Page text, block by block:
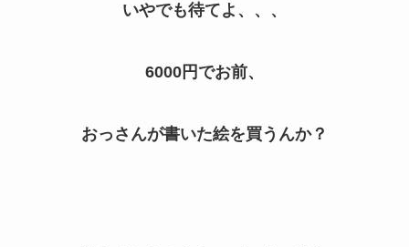
いやでも待てよ、、、
6000円でお前、
おっさんが書いた絵を買うんか？